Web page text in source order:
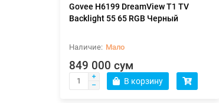
Govee H6199 DreamView T1 TV
Backlight 55 65 RGB Черный
Мало
849 000 сум
В корзину